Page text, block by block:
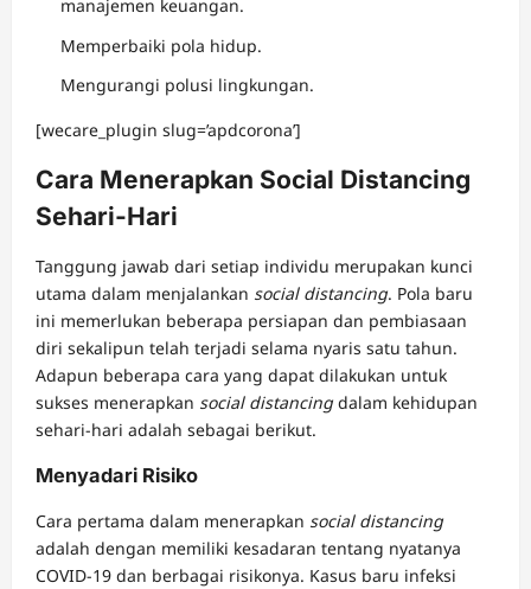
manajemen keuangan.
Memperbaiki pola hidup.
Mengurangi polusi lingkungan.
[wecare_plugin slug=’apdcorona’]
Cara Menerapkan Social Distancing
Sehari-Hari
Tanggung jawab dari setiap individu merupakan kunci
utama dalam menjalankan social distancing. Pola baru
ini memerlukan beberapa persiapan dan pembiasaan
diri sekalipun telah terjadi selama nyaris satu tahun.
Adapun beberapa cara yang dapat dilakukan untuk
sukses menerapkan social distancingdalam kehidupan
sehari-hari adalah sebagai berikut.
Menyadari Risiko
Cara pertama dalam menerapkan social distancing
adalah dengan memiliki kesadaran tentang nyatanya
COVID-19 dan berbagai risikonya. Kasus baru infeksi